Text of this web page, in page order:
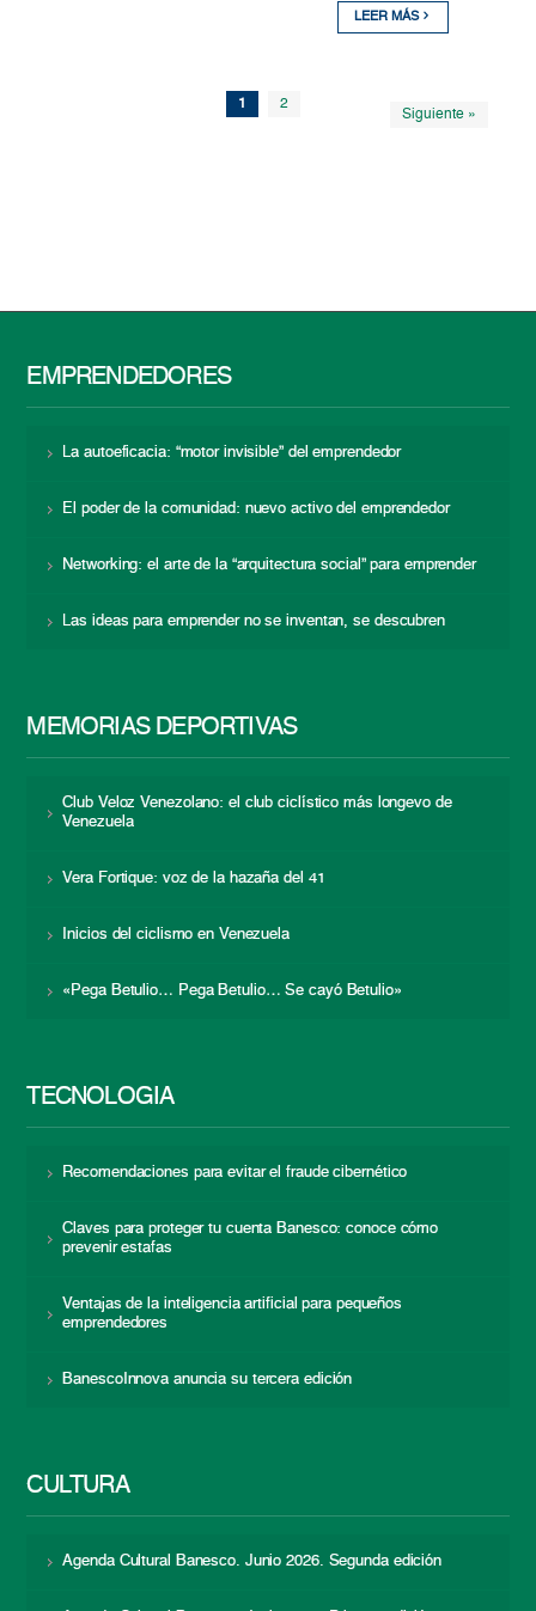
LEER MÁS
1 2
Siguiente »
EMPRENDEDORES
La autoeficacia: “motor invisible” del emprendedor
El poder de la comunidad: nuevo activo del emprendedor
Networking: el arte de la “arquitectura social” para emprender
Las ideas para emprender no se inventan, se descubren
MEMORIAS DEPORTIVAS
Club Veloz Venezolano: el club ciclístico más longevo de
Venezuela
Vera Fortique: voz de la hazaña del 41
Inicios del ciclismo en Venezuela
«Pega Betulio… Pega Betulio… Se cayó Betulio»
TECNOLOGÍA
Recomendaciones para evitar el fraude cibernético
Claves para proteger tu cuenta Banesco: conoce cómo
prevenir estafas
Ventajas de la inteligencia artificial para pequeños
emprendedores
BanescoInnova anuncia su tercera edición
CULTURA
Agenda Cultural Banesco. Junio 2026. Segunda edición